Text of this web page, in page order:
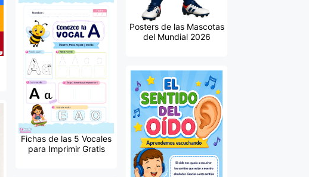
Posters de las Mascotas
del Mundial 2026
Fichas de las 5 Vocales
para Imprimir Gratis